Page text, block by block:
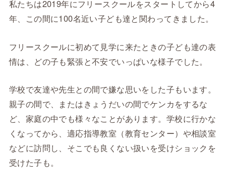
私たちは2019年にフリースクールをスタートしてから4
年、この間に100名近い子ども達と関わってきました。
フリースクールに初めて見学に来たときの子ども達の表
情は、どの子も緊張と不安でいっぱいな様子でした。
学校で友達や先生との間で嫌な思いをした子もいます。
親子の間で、またはきょうだいの間でケンカをするな
ど、家庭の中でも様々なことがあります。学校に行かな
くなってから、適応指導教室（教育センター）や相談室
などに訪問し、そこでも良くない扱いを受けショックを
受けた子も。